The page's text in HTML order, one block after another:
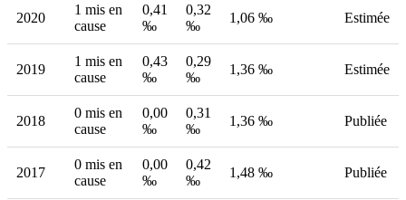
2020
1 mis en
cause
0,41
‰
0,32
‰
1,06 ‰ Estimée
2019
1 mis en
cause
0,43
‰
0,29
‰
1,36 ‰ Estimée
2018
0 mis en
cause
0,00
‰
0,31
‰
1,36 ‰ Publiée
2017
0 mis en
cause
0,00
‰
0,42
‰
1,48 ‰ Publiée